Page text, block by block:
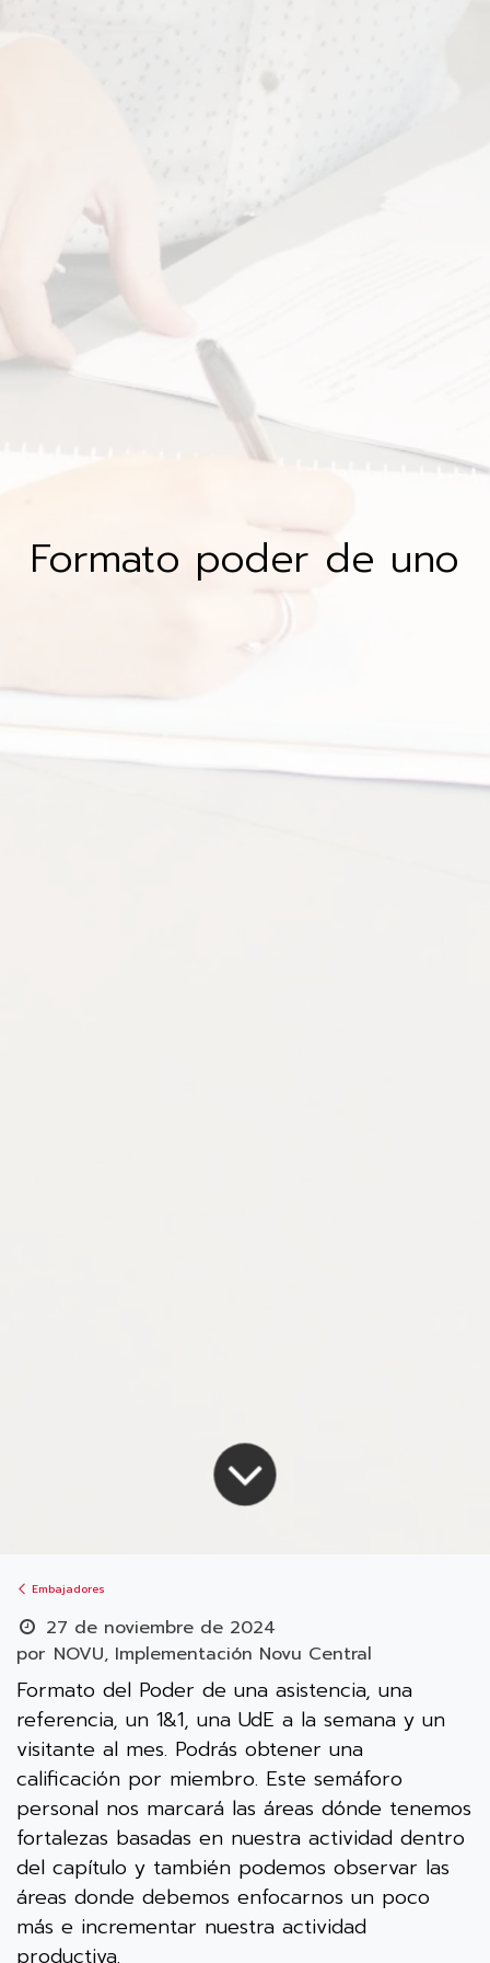
Formato poder de uno
Embajadores
27 de noviembre de 2024
por NOVU, Implementación Novu Central
Formato del Poder de una asistencia, una
referencia, un 1&1, una UdE a la semana y un
visitante al mes. Podrás obtener una
calificación por miembro. Este semáforo
personal nos marcará las áreas dónde tenemos
fortalezas basadas en nuestra actividad dentro
del capítulo y también podemos observar las
áreas donde debemos enfocarnos un poco
más e incrementar nuestra actividad